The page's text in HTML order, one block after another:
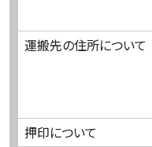
運搬先の住所について
押印について